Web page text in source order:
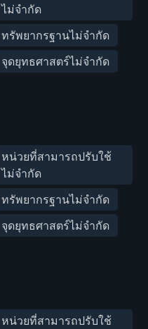
ไม่จำกัด
ทรัพยากรฐานไม่จำกัด
จุดยุทธศาสตร์ไม่จำกัด
หน่วยที่สามารถปรับใช้
ไม่จำกัด
ทรัพยากรฐานไม่จำกัด
จุดยุทธศาสตร์ไม่จำกัด
หน่วยที่สามารถปรับใช้